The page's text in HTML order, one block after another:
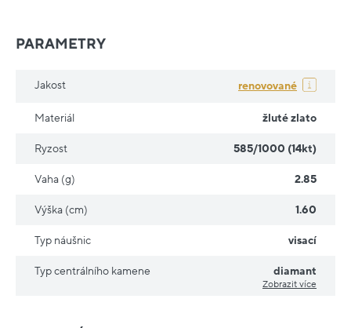
PARAMETRY
Jakost renovované
Materiál žluté zlato
Ryzost 585/1000 (14kt)
Vaha (g) 2.85
Výška (cm) 1.60
Typ náušnic visací
Typ centrálního kamene diamant
Zobrazit více